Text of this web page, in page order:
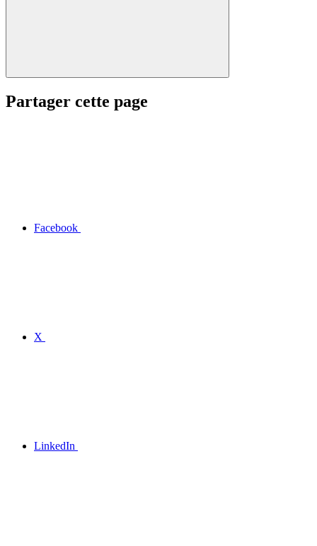
Partager cette page
Facebook
X
LinkedIn